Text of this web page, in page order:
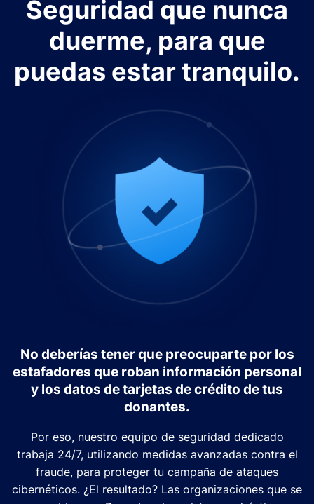
Seguridad que nunca
duerme, para que
puedas estar tranquilo.
No deberías tener que preocuparte por los
estafadores que roban información personal
y los datos de tarjetas de crédito de tus
donantes.
Por eso, nuestro equipo de seguridad dedicado
trabaja 24/7, utilizando medidas avanzadas contra el
fraude, para proteger tu campaña de ataques
cibernéticos. ¿El resultado? Las organizaciones que se